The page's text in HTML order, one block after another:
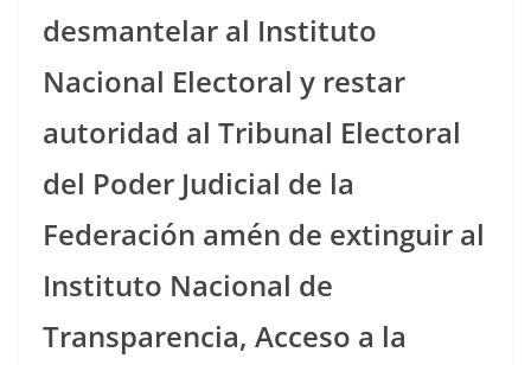
desmantelar al Instituto
Nacional Electoral y restar
autoridad al Tribunal Electoral
del Poder Judicial de la
Federación amén de extinguir al
Instituto Nacional de
Transparencia, Acceso a la